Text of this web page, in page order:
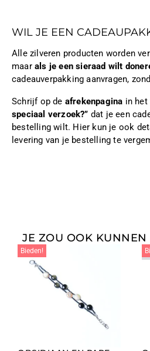
WIL JE EEN
Alle zilveren producten worden
maar als je een sieraad wilt
cadeauverpakking aanvragen,
Schrijf op de afrekenpagina in
speciaal verzoek?” dat je een
bestelling wilt. Hier kun je ook
levering van je bestelling te
JE ZOU OOK
Bieden!